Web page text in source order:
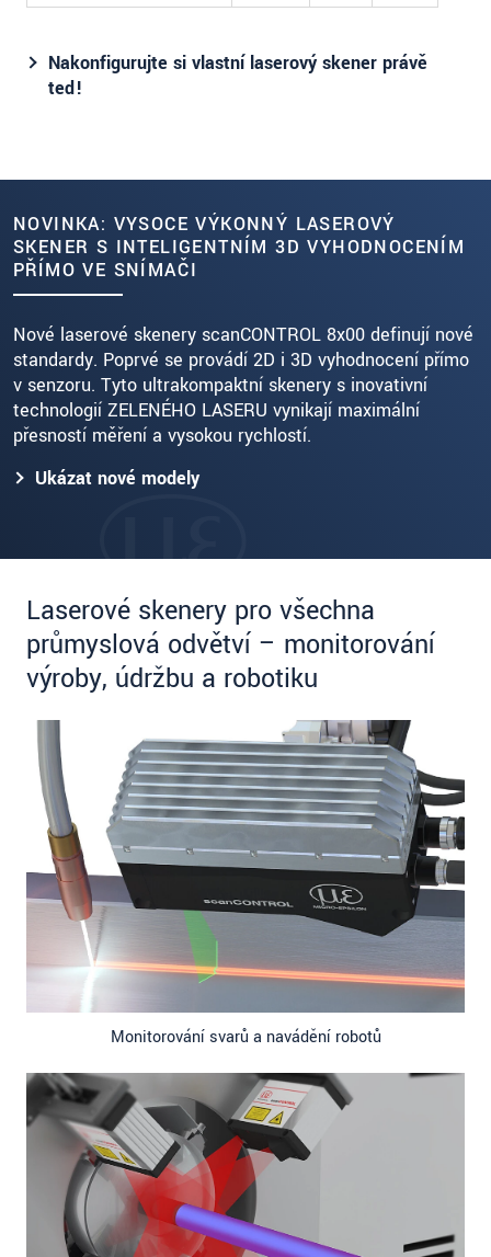
Nakonfigurujte si vlastní laserový skener právě
teď!
NOVINKA: VYSOCE VÝKONNÝ LASEROVÝ
SKENER S INTELIGENTNÍM 3D VYHODNOCENÍM
PŘÍMO VE SNÍMAČI
Nové laserové skenery scanCONTROL 8x00 definují nové
standardy. Poprvé se provádí 2D i 3D vyhodnocení přímo
v senzoru. Tyto ultrakompaktní skenery s inovativní
technologií ZELENÉHO LASERU vynikají maximální
přesností měření a vysokou rychlostí.
Ukázat nové modely
Laserové skenery pro všechna
průmyslová odvětví – monitorování
výroby, údržbu a robotiku
Monitorování svarů a navádění robotů